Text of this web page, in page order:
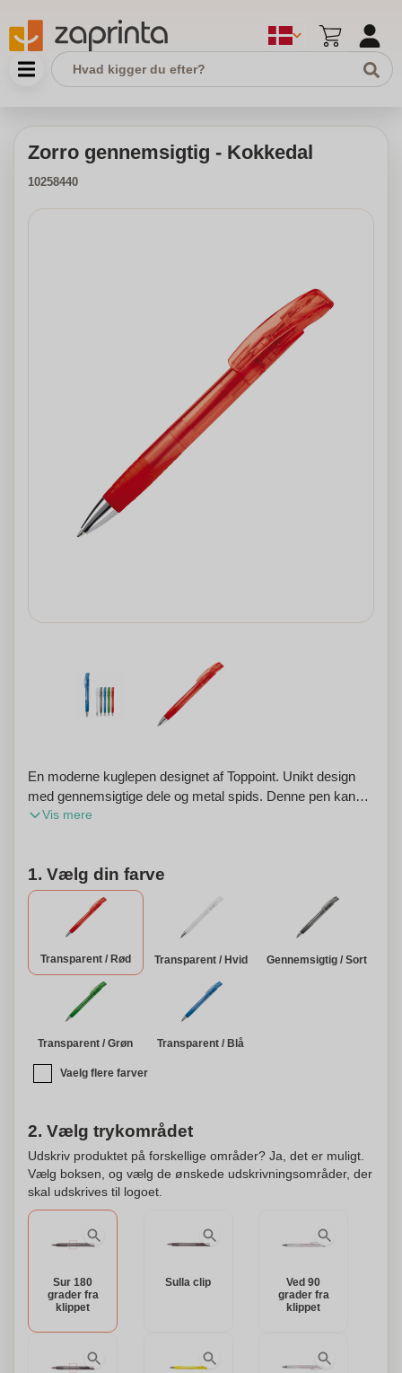
Zorro gennemsigtig - Kokkedal
10258440
En moderne kuglepen designet af Toppoint. Unikt design
med gennemsigtige dele og metal spids. Denne pen kan
personaliseres med dit navn eller logo.
Vis mere
1. Vælg din farve
Transparent / Rød Transparent / Hvid Gennemsigtig / Sort
Transparent / Grøn Transparent / Blå
Vaelg flere farver
2. Vælg trykområdet
Udskriv produktet på forskellige områder? Ja, det er muligt.
Vælg boksen, og vælg de ønskede udskrivningsområder, der
skal udskrives til logoet.
Sur 180
grader fra
klippet
Sulla clip
Ved 90
grader fra
klippet